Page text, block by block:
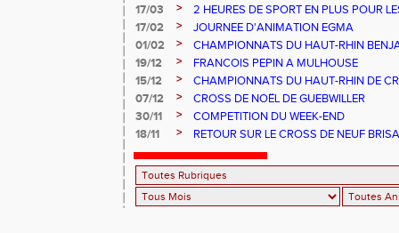
17/03
>
2 HEURES DE SPORT EN PLUS POUR
17/02
>
JOURNEE D'ANIMATION EGMA
01/02
>
CHAMPIONNATS DU HAUT-RHIN
EGMA
19/12 >
FRANCOIS PEPIN A MULHOUSE
15/12
>
CHAMPIONNATS DU HAUT-RHIN DE
07/12
>
CROSS DE NOËL DE GUEBWILLER
30/11
>
COMPETITION DU WEEK-END
18/11
> RETOUR SUR LE CROSS DE NEUF